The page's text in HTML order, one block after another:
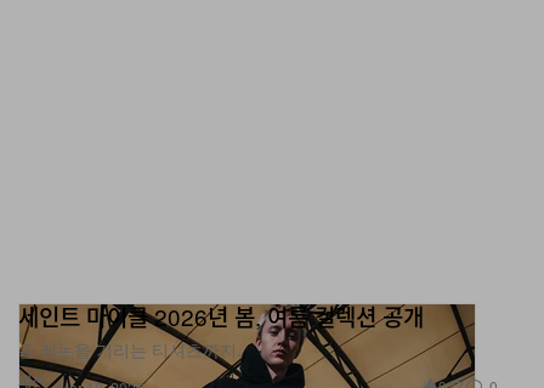
패션
세인트 마이클 2026년 봄, 여름 컬렉션 공개
존 레논을 기리는 티셔츠까지.